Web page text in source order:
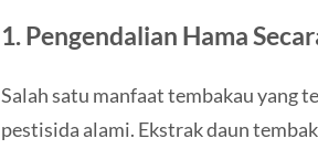
1.Pengendalian Hama
Salah satu manfaat tembakau yang
pestisida alami. Ekstrak daun